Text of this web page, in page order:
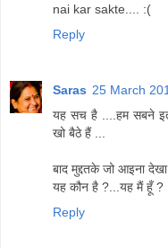
nai kar sakte.... :(
Reply
Saras 25 March
यह सच है ....हम सबने
खो बैठे हैं ...
बाद मुद्दतके जो आइना
यह कौन है ?...यह मैं हूँ ?
Reply